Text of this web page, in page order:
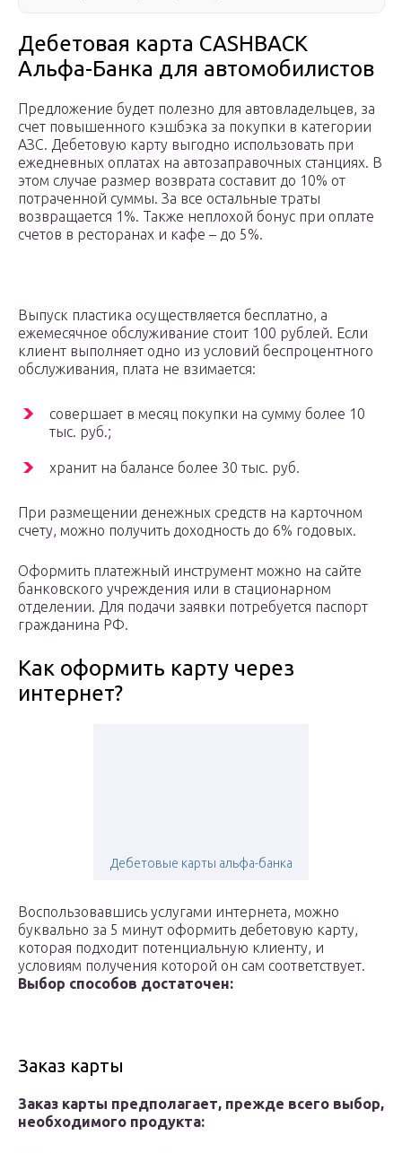
Дебетовая карта CASHBACK
Альфа-Банка для автомобилистов
Предложение будет полезно для автовладельцев, за
счет повышенного кэшбэка за покупки в категории
АЗС. Дебетовую карту выгодно использовать при
ежедневных оплатах на автозаправочных станциях. В
этом случае размер возврата составит до 10% от
потраченной суммы. За все остальные траты
возвращается 1%. Также неплохой бонус при оплате
счетов в ресторанах и кафе – до 5%.
Выпуск пластика осуществляется бесплатно, а
ежемесячное обслуживание стоит 100 рублей. Если
клиент выполняет одно из условий беспроцентного
обслуживания, плата не взимается:
совершает в месяц покупки на сумму более 10
тыс. руб.;
хранит на балансе более 30 тыс. руб.
При размещении денежных средств на карточном
счету, можно получить доходность до 6% годовых.
Оформить платежный инструмент можно на сайте
банковского учреждения или в стационарном
отделении. Для подачи заявки потребуется паспорт
гражданина РФ.
Как оформить карту через
интернет?
Дебетовые карты альфа-банка
Воспользовавшись услугами интернета, можно
буквально за 5 минут оформить дебетовую карту,
которая подходит потенциальную клиенту, и
условиям получения которой он сам соответствует.
Выбор способов достаточен:
Заказ карты
Заказ карты предполагает, прежде всего выбор,
необходимого продукта: